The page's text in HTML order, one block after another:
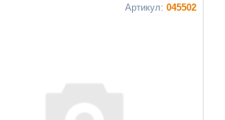
Артикул: 045502